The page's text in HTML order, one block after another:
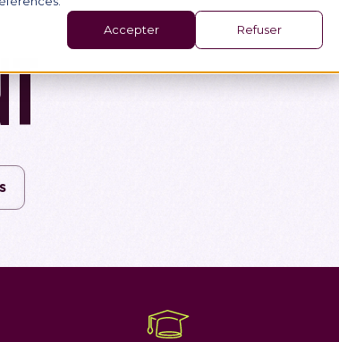
Accepter Refuser